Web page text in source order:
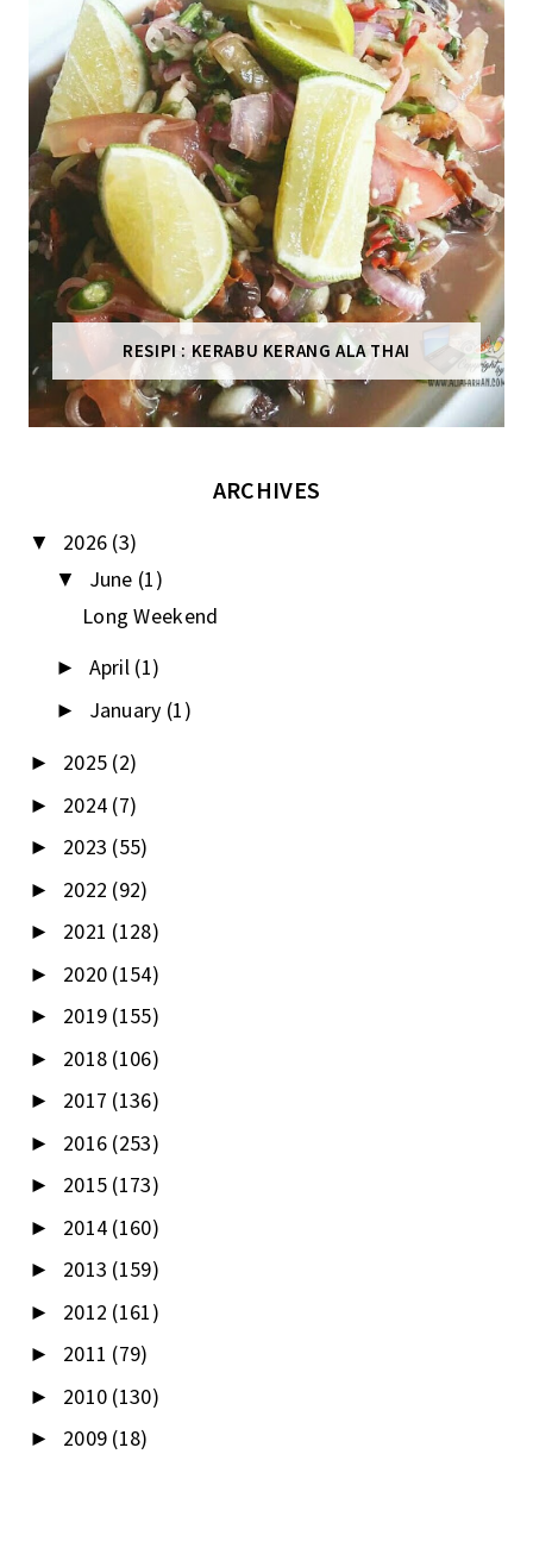
RESIPI : KERABU KERANG ALA THAI
ARCHIVES
▼ 2026 (3)
▼ June (1)
Long Weekend
► April (1)
► January (1)
► 2025 (2)
► 2024 (7)
► 2023 (55)
► 2022 (92)
► 2021 (128)
► 2020 (154)
► 2019 (155)
► 2018 (106)
► 2017 (136)
► 2016 (253)
► 2015 (173)
► 2014 (160)
► 2013 (159)
► 2012 (161)
► 2011 (79)
► 2010 (130)
► 2009 (18)